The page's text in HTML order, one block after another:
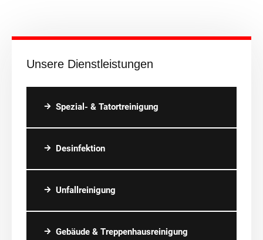
Unsere Dienstleistungen
Spezial- & Tatortreinigung
Desinfektion
Unfallreinigung
Gebäude & Treppenhausreinigung